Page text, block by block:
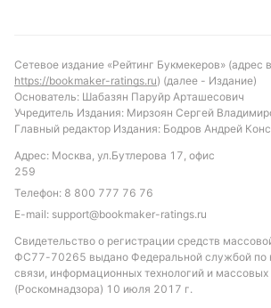
Сетевое издание «Рейтинг Букмекеров» (адрес
https://bookmaker-ratings.ru) (далее - Издание)
Основатель: Шабазян Паруйр Арташесович
Учредитель Издания: Мирзоян Сергей
Главный редактор Издания: Бодров Андрей
Адрес: Москва, ул.Бутлерова 17, офис
259
Телефон: 8 800 777 76 76
E-mail: support@bookmaker-ratings.ru
Свидетельство о регистрации средств
ФС77-70265 выдано Федеральной службой по
связи, информационных технологий и
(Роскомнадзора) 10 июля 2017 г.